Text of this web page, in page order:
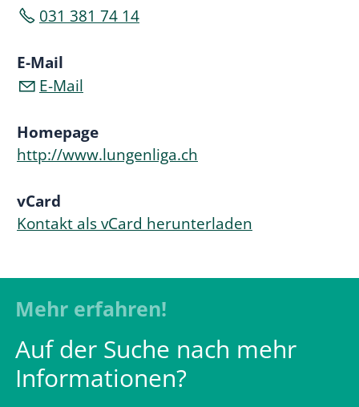
031 381 74 14
E-Mail
E-Mail
Homepage
http://www.lungenliga.ch
vCard
Kontakt als vCard herunterladen
Mehr erfahren!
Auf der Suche nach mehr
Informationen?